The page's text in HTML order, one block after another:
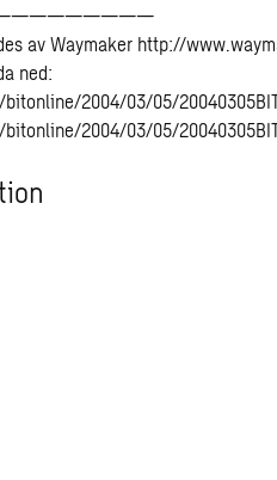
av Waymaker http://
ned:
2004/03/05/
2004/03/05/